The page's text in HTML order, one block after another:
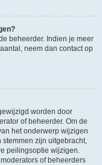
beheerder. Indien je meer
neem dan contact op
worden door
of beheerder. Om de
het onderwerp wijzigen
zijn uitgebracht,
peilingsoptie wijzigen.
of beheerders